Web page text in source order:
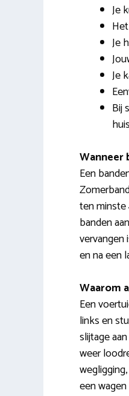
Je
Je
Je
Bij
Wanneer
Een
ten minste
banden
en na een
Waarom
Een
links en
slijtage
weer
een